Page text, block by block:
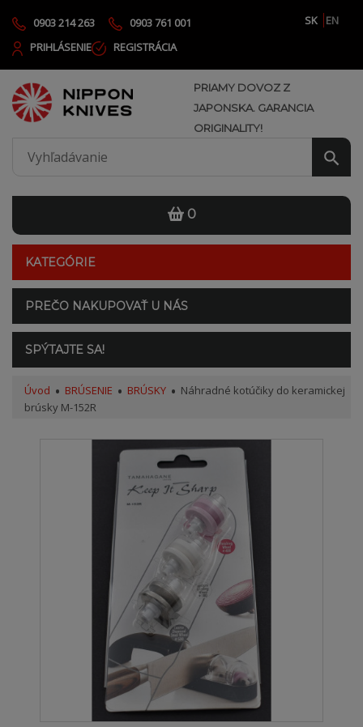
0903 214 263 0903 761 001 SK
EN
PRIHLÁSENIE
REGISTRÁCIA
PRIAMY DOVOZ Z
JAPONSKA. GARANCIA
ORIGINALITY!
0
KATEGÓRIE
PREČO NAKUPOVAŤ U NÁS
SPÝTAJTE SA!
Úvod BRÚSENIE BRÚSKY
Náhradné kotúčiky do keramickej
brúsky M-152R